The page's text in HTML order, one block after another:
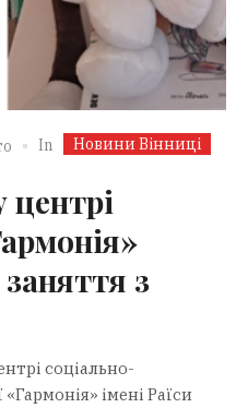
In Новини Вінниці
з
соціально-
«Гармонія» імені Раїси